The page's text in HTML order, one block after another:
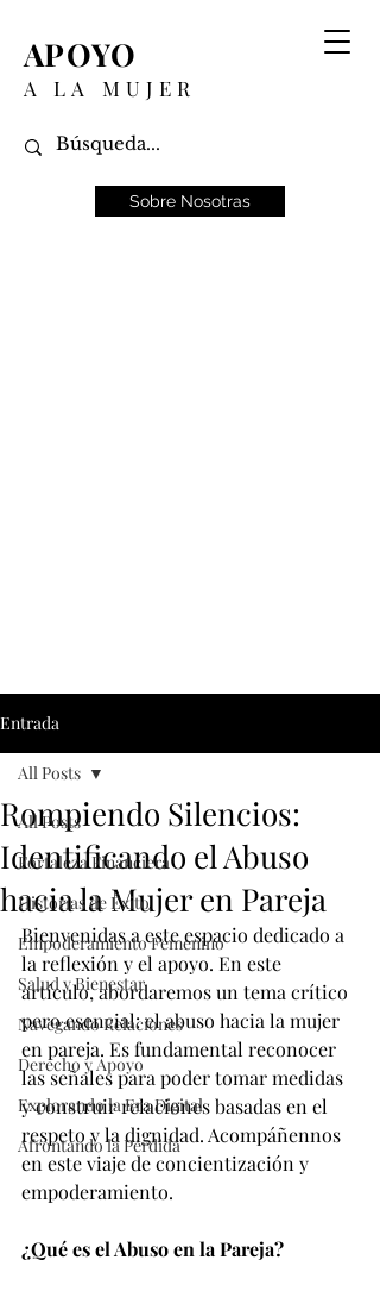
APOYO
A LA MUJER
Sobre Nosotras
Entrada
All Posts
Fortaleza Financiera
Historias de Éxito
Empoderamiento Fémenino
Salud y Bienestar
Navegando Relaciones
Derecho y Apoyo
Explorando la Era Digital
Afrontando la Pérdida
All Posts
Rompiendo Silencios:
Identificando el Abuso
hacia la Mujer en Pareja
Bienvenidas a este espacio dedicado a
la reflexión y el apoyo. En este
artículo, abordaremos un tema crítico
pero esencial: el abuso hacia la mujer
en pareja. Es fundamental reconocer
las señales para poder tomar medidas
y construir relaciones basadas en el
respeto y la dignidad. Acompáñennos
en este viaje de concientización y
empoderamiento.
¿Qué es el Abuso en la Pareja?